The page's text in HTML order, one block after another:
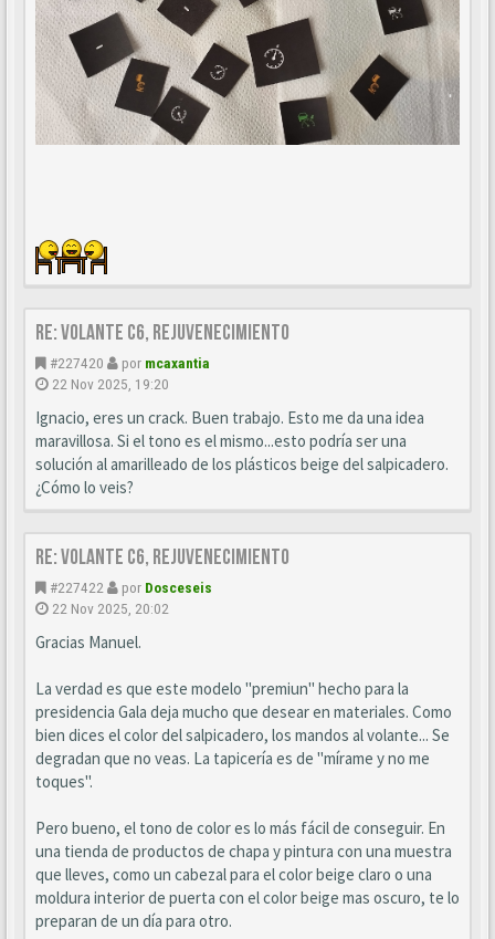
Re: Volante C6, Rejuvenecimiento
#227420 por mcaxantia
22 Nov 2025, 19:20
Ignacio, eres un crack. Buen trabajo. Esto me da una idea
maravillosa. Si el tono es el mismo...esto podría ser una
solución al amarilleado de los plásticos beige del salpicadero.
¿Cómo lo veis?
Re: Volante C6, Rejuvenecimiento
#227422 por Dosceseis
22 Nov 2025, 20:02
Gracias Manuel.
La verdad es que este modelo "premiun" hecho para la
presidencia Gala deja mucho que desear en materiales. Como
bien dices el color del salpicadero, los mandos al volante... Se
degradan que no veas. La tapicería es de "mírame y no me
toques".
Pero bueno, el tono de color es lo más fácil de conseguir. En
una tienda de productos de chapa y pintura con una muestra
que lleves, como un cabezal para el color beige claro o una
moldura interior de puerta con el color beige mas oscuro, te lo
preparan de un día para otro.